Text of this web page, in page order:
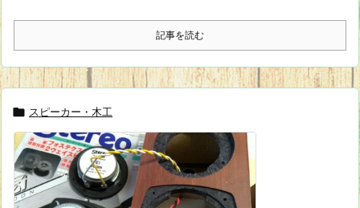
記事を読む
 スピーカー・木工